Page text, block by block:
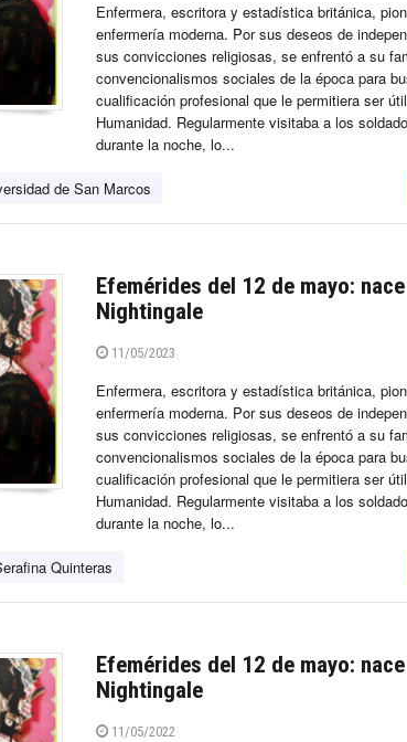
Enfermera, escritora y estadística británica,
enfermería moderna. Por sus deseos de
sus convicciones religiosas, se enfrentó a su
convencionalismos sociales de la época para
cualificación profesional que le permitiera ser
Humanidad. Regularmente visitaba a los
durante la noche, lo...
de San Marcos
Efemérides del 12 de mayo:
Nightingale
11/05/2023
Enfermera, escritora y estadística británica,
enfermería moderna. Por sus deseos de
sus convicciones religiosas, se enfrentó a su
convencionalismos sociales de la época para
cualificación profesional que le permitiera ser
Humanidad. Regularmente visitaba a los
durante la noche, lo...
Quinteras
Efemérides del 12 de mayo:
Nightingale
11/05/2022